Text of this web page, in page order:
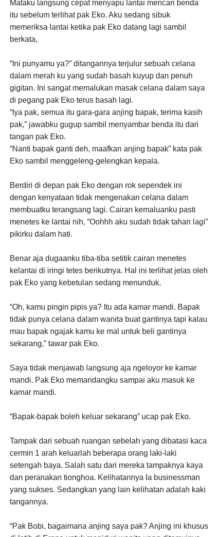
Mataku langsung cepat menyapu lantai mencari benda
itu sebelum terlihat pak Eko. Aku sedang sibuk
memeriksa lantai ketika pak Eko datang lagi sambil
berkata,
“Ini punyamu ya?” ditangannya terjulur sebuah celana
dalam merah ku yang sudah basah kuyup dan penuh
gigitan. Ini sangat memalukan masak celana dalam saya
di pegang pak Eko terus basah lagi.
“Iya pak, semua itu gara-gara anjing bapak, terima kasih
pak,” jawabku gugup sambil menyambar benda itu dari
tangan pak Eko.
“Nanti bapak ganti deh, maafkan anjing bapak” kata pak
Eko sambil menggeleng-gelengkan kepala.
Berdiri di depan pak Eko dengan rok sependek ini
dengan kenyataan tidak mengenakan celana dalam
membuatku terangsang lagi. Cairan kemaluanku pasti
menetes ke lantai nih, “Oohhh aku sudah tidak tahan lagi”
pikirku dalam hati.
Benar aja dugaanku tiba-tiba setitik cairan menetes
kelantai di iringi tetes berikutnya. Hal ini terlihat jelas oleh
pak Eko yang kebetulan sedang menunduk.
“Oh, kamu pingin pipis ya? Itu ada kamar mandi. Bapak
tidak punya celana dalam wanita buat gantinya tapi kalau
mau bapak ngajak kamu ke mal untuk beli gantinya
sekarang,” tawar pak Eko.
Saya tidak menjawab langsung aja ngeloyor ke kamar
mandi. Pak Eko memandangku sampai aku masuk ke
kamar mandi.
“Bapak-bapak boleh keluar sekarang” ucap pak Eko.
Tampak dari sebuah ruangan sebelah yang dibatasi kaca
cermin 1 arah keluarlah beberapa orang laki-laki
setengah baya. Salah satu dari mereka tampaknya kaya
dan peranakan tionghoa. Kelihatannya Ia businessman
yang sukses. Sedangkan yang lain kelihatan adalah kaki
tangannya.
“Pak Bobi, bagaimana anjing saya pak? Anjing ini khusus